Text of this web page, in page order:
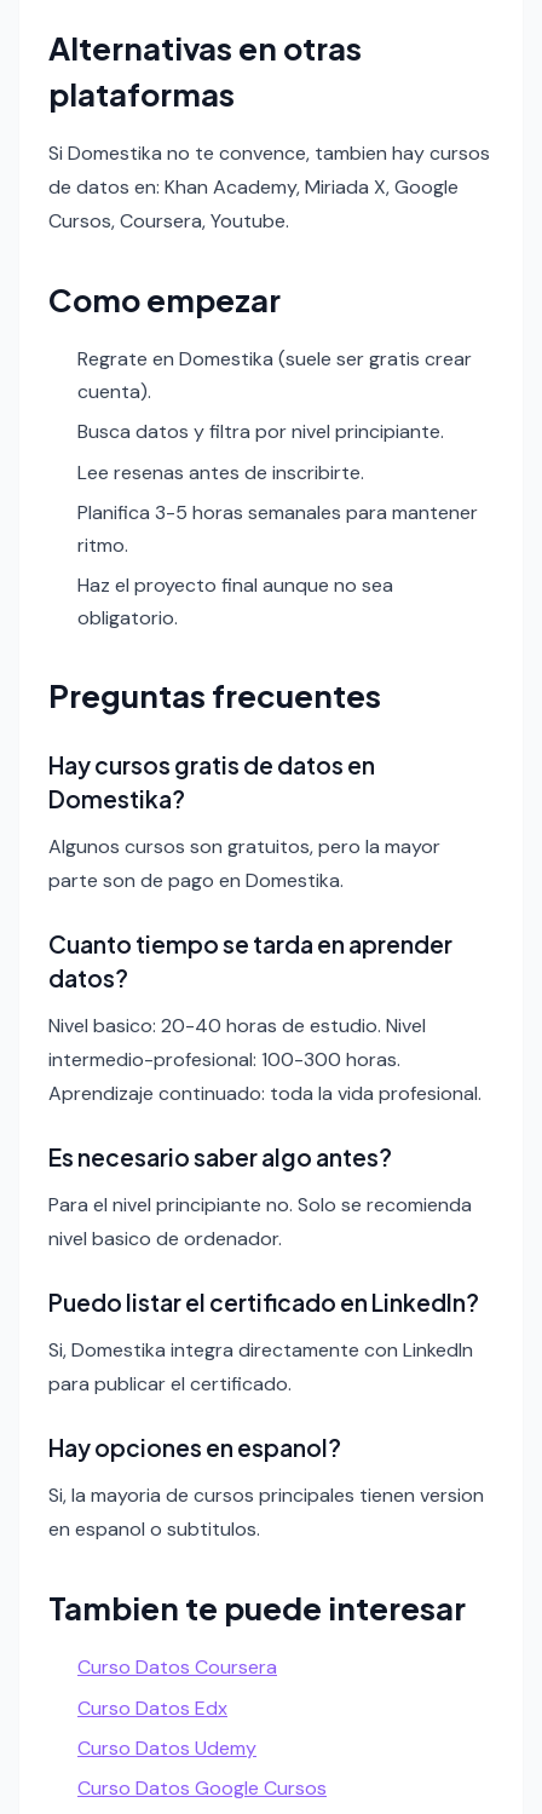
Alternativas en otras
plataformas
Si Domestika no te convence, tambien hay cursos
de datos en: Khan Academy, Miriada X, Google
Cursos, Coursera, Youtube.
Como empezar
Regrate en Domestika (suele ser gratis crear
cuenta).
Busca datos y filtra por nivel principiante.
Lee resenas antes de inscribirte.
Planifica 3-5 horas semanales para mantener
ritmo.
Haz el proyecto final aunque no sea
obligatorio.
Preguntas frecuentes
Hay cursos gratis de datos en
Domestika?
Algunos cursos son gratuitos, pero la mayor
parte son de pago en Domestika.
Cuanto tiempo se tarda en aprender
datos?
Nivel basico: 20-40 horas de estudio. Nivel
intermedio-profesional: 100-300 horas.
Aprendizaje continuado: toda la vida profesional.
Es necesario saber algo antes?
Para el nivel principiante no. Solo se recomienda
nivel basico de ordenador.
Puedo listar el certificado en LinkedIn?
Si, Domestika integra directamente con LinkedIn
para publicar el certificado.
Hay opciones en espanol?
Si, la mayoria de cursos principales tienen version
en espanol o subtitulos.
Tambien te puede interesar
Curso Datos Coursera
Curso Datos Edx
Curso Datos Udemy
Curso Datos Google Cursos